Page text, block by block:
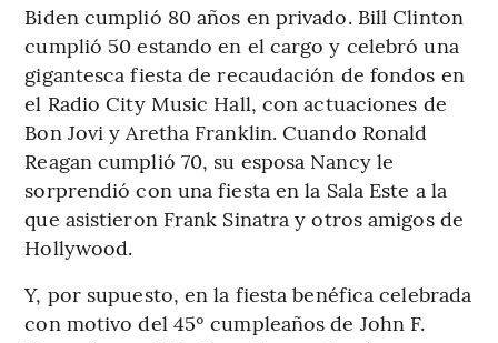
Biden cumplió 80 años en privado. Bill Clinton
cumplió 50 estando en el cargo y celebró una
gigantesca fiesta de recaudación de fondos en
el Radio City Music Hall, con actuaciones de
Bon Jovi y Aretha Franklin. Cuando Ronald
Reagan cumplió 70, su esposa Nancy le
sorprendió con una fiesta en la Sala Este a la
que asistieron Frank Sinatra y otros amigos de
Hollywood.
Y, por supuesto, en la fiesta benéfica celebrada
con motivo del 45º cumpleaños de John F.